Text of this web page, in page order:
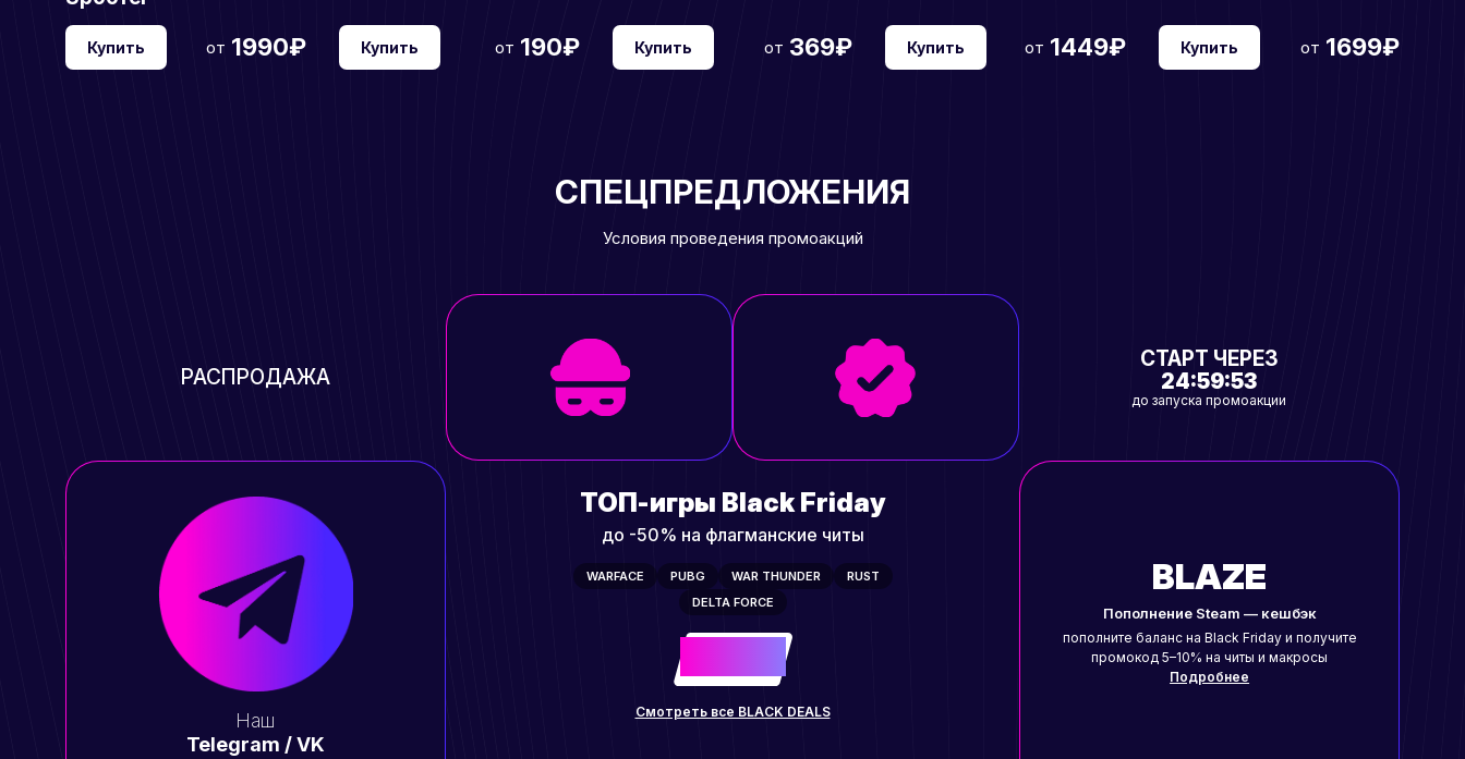
Купить от 1990₽ Купить от 190₽ Купить от 369₽ Купить от 1449₽ Купить от 1699₽
СПЕЦПРЕДЛОЖЕНИЯ
Условия проведения промоакций
РАСПРОДАЖА
СТАРТ ЧЕРЕЗ
24:59:51
до запуска промоакции
Наш
Telegram / VK
ТОП-игры Black Friday
до -50% на флагманские читы
WARFACE PUBG WAR THUNDER
RUST
DELTA FORCE
до
Смотреть все BLACK DEALS
BLAZE
Пополнение Steam — кешбэк
пополните баланс на Black Friday и получите
промокод 5–10% на читы и макросы
Подробнее